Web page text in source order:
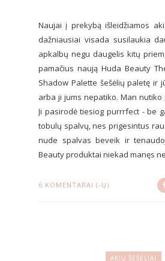
Naujai į prekybą išleidžiamos
dažniausiai visada susilaukia
apkalbų negu daugelis kitų
pamačius naują Huda Beauty
Shadow Palette šešėlių paletę ir
arba ji jums nepatiko. Man nutiko
Ji pasirodė tiesiog purrrfect - be
tobulų spalvų, nes prigesintus
nude spalvas beveik ir
Beauty produktai niekad manęs
6 KOMENTARAI (-Ų)
AKIŲ ŠEŠĖLIAI